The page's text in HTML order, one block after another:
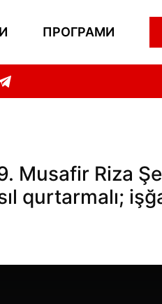
ПРОГРАМИ
Musafir Riza
qurtarmalı;